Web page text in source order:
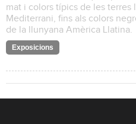
mat i colors típics de les terres
Mediterrani, fins als colors
de la llunyana Amèrica Llatina.
Exposicions